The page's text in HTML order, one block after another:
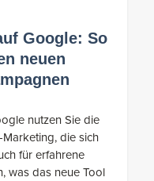
Google: So
neuen
nutzen Sie die
die sich
für erfahrene
was das neue Tool